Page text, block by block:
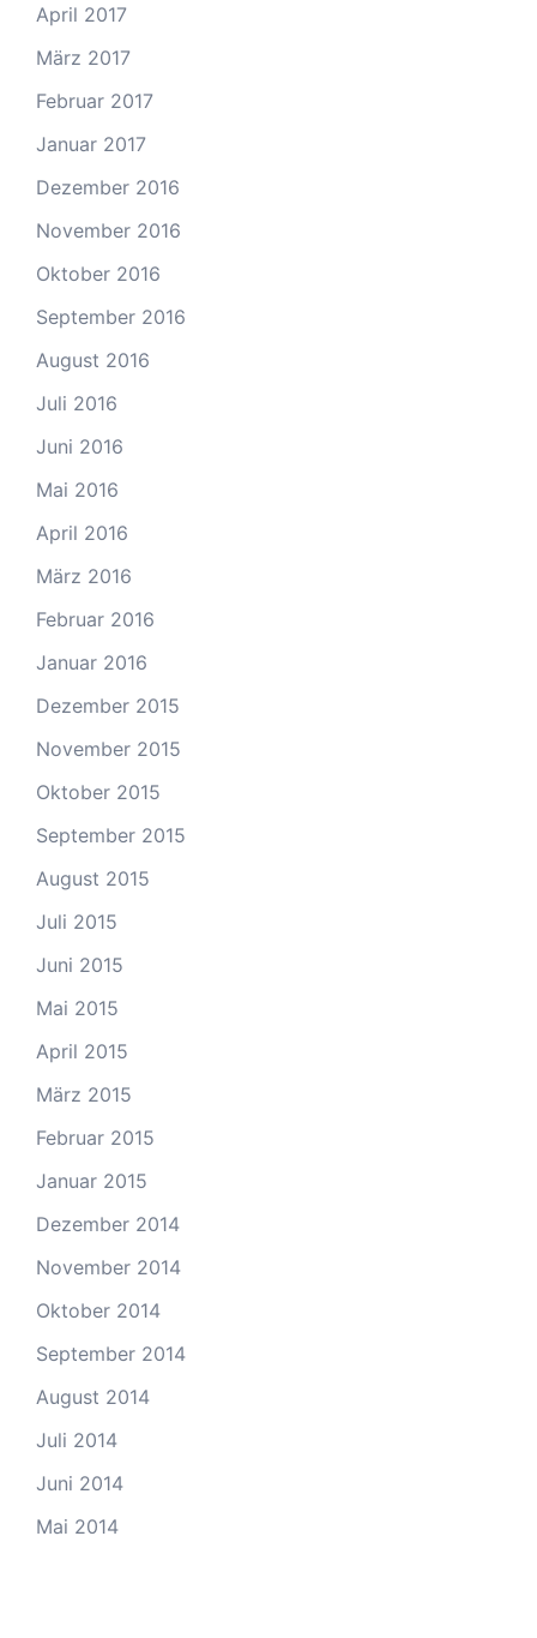
April 2017
März 2017
Februar 2017
Januar 2017
Dezember 2016
November 2016
Oktober 2016
September 2016
August 2016
Juli 2016
Juni 2016
Mai 2016
April 2016
März 2016
Februar 2016
Januar 2016
Dezember 2015
November 2015
Oktober 2015
September 2015
August 2015
Juli 2015
Juni 2015
Mai 2015
April 2015
März 2015
Februar 2015
Januar 2015
Dezember 2014
November 2014
Oktober 2014
September 2014
August 2014
Juli 2014
Juni 2014
Mai 2014